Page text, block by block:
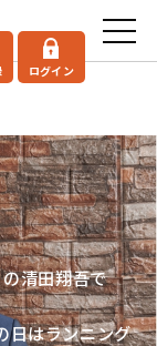
ログイン
清田翔吾で
日はランニング